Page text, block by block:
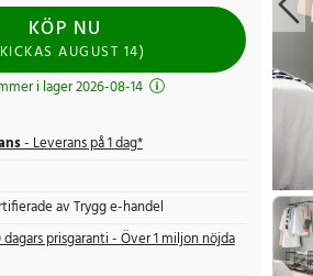
KÖP NU
AUGUST 14)
i lager 2026-08-14
- Leverans på 1 dag*
av Trygg e-handel
dagars prisgaranti - Över 1 miljon nöjda